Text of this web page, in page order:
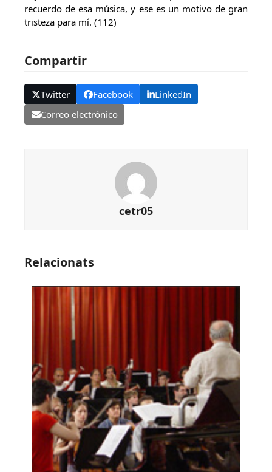
recuerdo de esa música, y ese es un motivo de gran
tristeza para mí. (112)
Compartir
Twitter Facebook
LinkedIn
Correo electrónico
cetr05
Relacionats